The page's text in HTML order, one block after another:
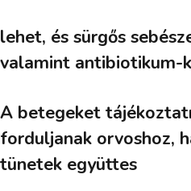
lehet, és sürgős
valamint antibiotikum-
A betegeket
forduljanak orvoshoz,
tünetek együttes